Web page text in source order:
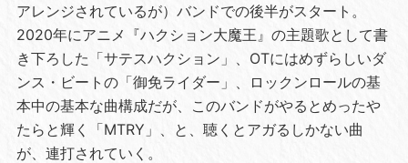
アレンジされているが）バンドでの後半がスタート。
2020年にアニメ『ハクション大魔王』の主題歌として書
き下ろした「サテスハクション」、OTにはめずらしいダ
ンス・ビートの「御免ライダー」、ロックンロールの基
本中の基本な曲構成だが、このバンドがやるとめったや
たらと輝く「MTRY」、と、聴くとアガるしかない曲
が、連打されていく。